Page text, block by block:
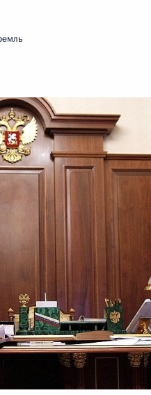
по выходу
тема саммита СНГ
встреча Дмитрия
Саргсяна